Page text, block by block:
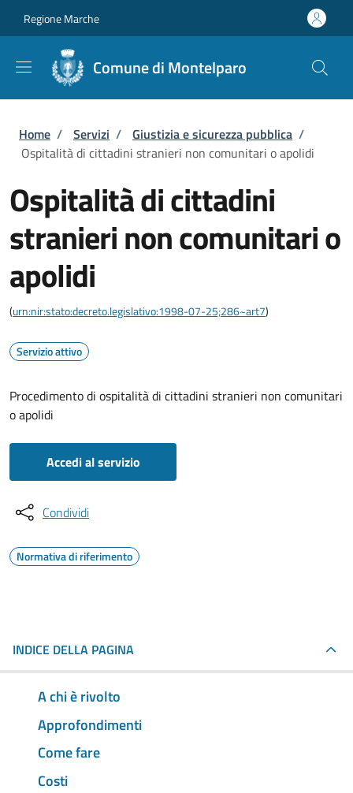
Regione Marche
Comune di Montelparo
Briciole di pane
Home / Servizi / Giustizia e sicurezza pubblica /
Ospitalità di cittadini stranieri non comunitari o apolidi
Ospitalità di cittadini
stranieri non comunitari o
apolidi
(urn:nir:stato:decreto.legislativo:1998-07-25;286~art7)
Servizio attivo
Procedimento di ospitalità di cittadini stranieri non comunitari
o apolidi
Accedi al servizio
Condividi
Normativa di riferimento
INDICE DELLA PAGINA
A chi è rivolto
Approfondimenti
Come fare
Costi